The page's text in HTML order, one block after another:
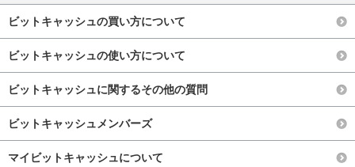
ビットキャッシュの買い方について
ビットキャッシュの使い方について
ビットキャッシュに関するその他の質問
ビットキャッシュメンバーズ
マイビットキャッシュについて